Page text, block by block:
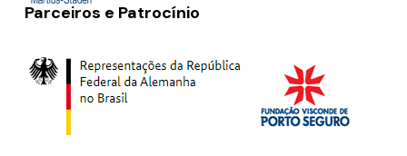
Parceiros e Patrocínio